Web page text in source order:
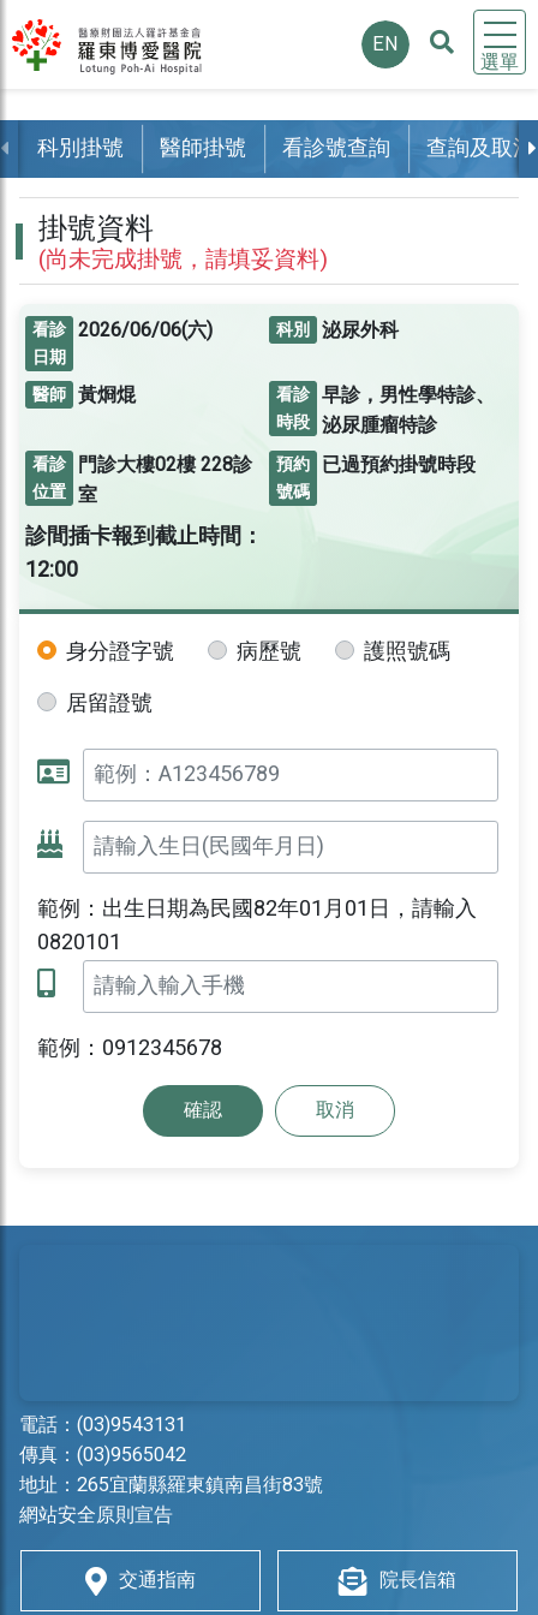
選單
EN
科別掛號 醫師掛號 看診號查詢 查詢及取消
掛號資料
(尚未完成掛號，請填妥資料)
看診
日期
2026/06/06(六) 科別 泌尿外科
醫師 黃烱焜
看診
時段
早診，男性學特診、
泌尿腫瘤特診
看診
位置
門診大樓02樓228診
室
預約
號碼
已過預約掛號時段
診間插卡報到截止時間：
12:00
身分證字號 病歷號
護照號碼
居留證號
範例：出生日期為民國82年01月01日，請輸入
0820101
範例：0912345678
確認 取消
電話： (03)9543131
傳真：(03)9565042
地址： 265宜蘭縣羅東鎮南昌街83號
網站安全原則宣告
交通指南 院長信箱